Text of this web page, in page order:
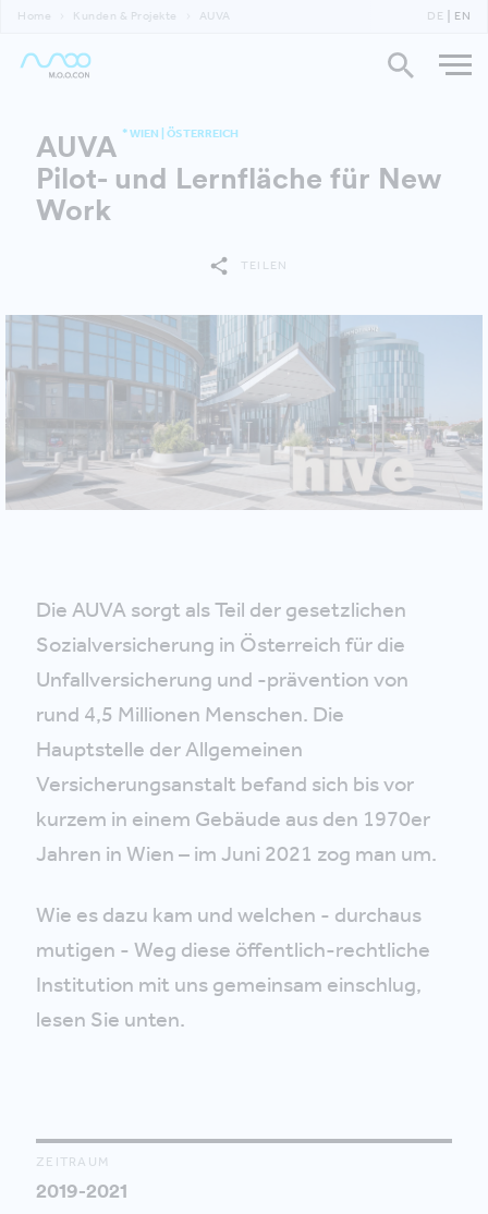
Home Kunden & Projekte AUVA DE EN
AUVA * WIEN | ÖSTERREICH
Pilot- und Lernfläche für New
Work
TEILEN
Die AUVA sorgt als Teil der gesetzlichen
Sozialversicherung in Österreich für die
Unfallversicherung und -prävention von
rund 4,5 Millionen Menschen. Die
Hauptstelle der Allgemeinen
Versicherungsanstalt befand sich bis vor
kurzem in einem Gebäude aus den 1970er
Jahren in Wien – im Juni 2021 zog man um.
Wie es dazu kam und welchen - durchaus
mutigen - Weg diese öffentlich-rechtliche
Institution mit uns gemeinsam einschlug,
lesen Sie unten.
ZEITRAUM
2019-2021